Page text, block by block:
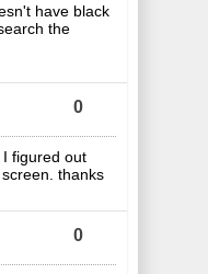
have black
the
0
I figured out
thanks
0